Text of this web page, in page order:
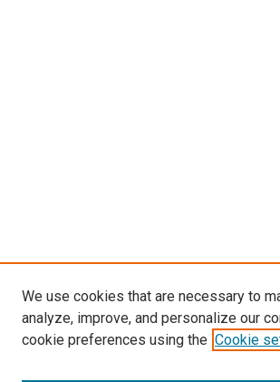
We use cookies that are necessary to
analyze, improve, and personalize our
cookie preferences using the Cookie